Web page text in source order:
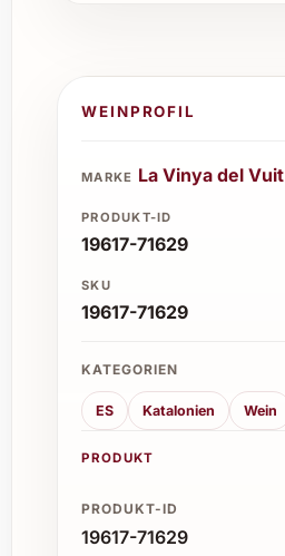
WEINPROFIL
MARKE La Vinya del Vuit
PRODUKT-ID
19617-71629
SKU
19617-71629
KATEGORIEN
ES Katalonien Wein
PRODUKT
PRODUKT-ID
19617-71629